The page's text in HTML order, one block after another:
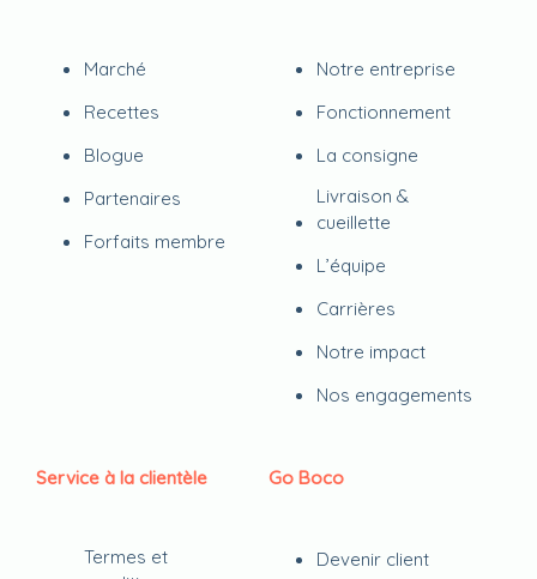
Marché
Recettes
Blogue
Partenaires
Forfaits membre
Notre entreprise
Fonctionnement
La consigne
Livraison &
cueillette
L’équipe
Carrières
Notre impact
Nos engagements
Service à la clientèle
Termes et
Go Boco
Devenir client